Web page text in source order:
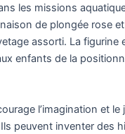
les missions
de plongée rose
assorti. La figurine
enfants de la
l’imagination et le
peuvent inventer des